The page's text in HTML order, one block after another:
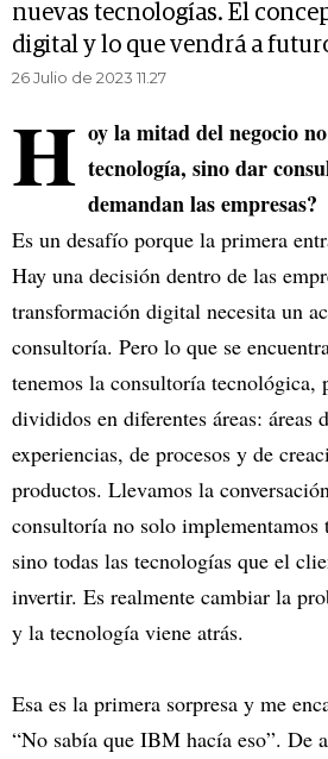
nuevas tecnologías. El
digital y lo que vendrá a
26 Julio de 2023 11.27
H oy la mitad del negocio
tecnología, sino dar
demandan las empresas?
Es un desafío porque la primera
Hay una decisión dentro de las
transformación digital necesita un
consultoría. Pero lo que se
tenemos la consultoría tecnológica,
divididos en diferentes áreas: áreas
experiencias, de procesos y de
productos. Llevamos la
consultoría no solo
sino todas las tecnologías que el
invertir. Es realmente cambiar la
y la tecnología viene atrás.
Esa es la primera sorpresa y me
“No sabía que IBM hacía eso”. De